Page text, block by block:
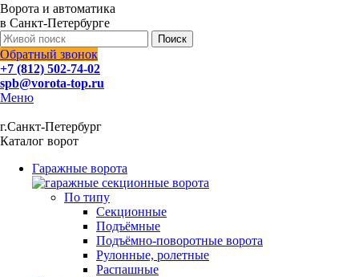
Ворота и автоматика
в Санкт-Петербурге
Поиск
Обратный звонок
+7 (812) 502-74-02
spb@vorota-top.ru
Меню
г.Санкт-Петербург
Каталог ворот
Гаражные ворота
По типу
Секционные
Подъёмные
Подъёмно-поворотные ворота
Рулонные, ролетные
Распашные